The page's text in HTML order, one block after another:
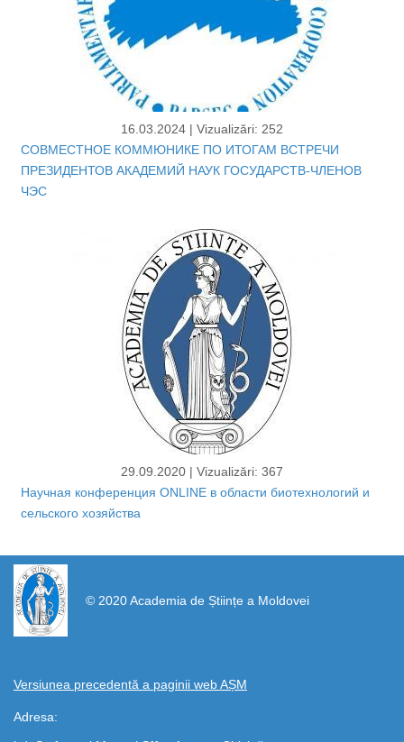
16.03.2024 | Vizualizări: 252
СОВМЕСТНОЕ КОММЮНИКЕ ПО ИТОГАМ ВСТРЕЧИ
ПРЕЗИДЕНТОВ АКАДЕМИЙ НАУК ГОСУДАРСТВ-ЧЛЕНОВ
ЧЭС
29.09.2020 | Vizualizări: 367
Научная конференция ONLINE в области биотехнологий и
сельского хозяйства
© 2020 Academia de Științe a Moldovei
Versiunea precedentă a paginii web AȘM
Adresa:
https://propletenie.ru/